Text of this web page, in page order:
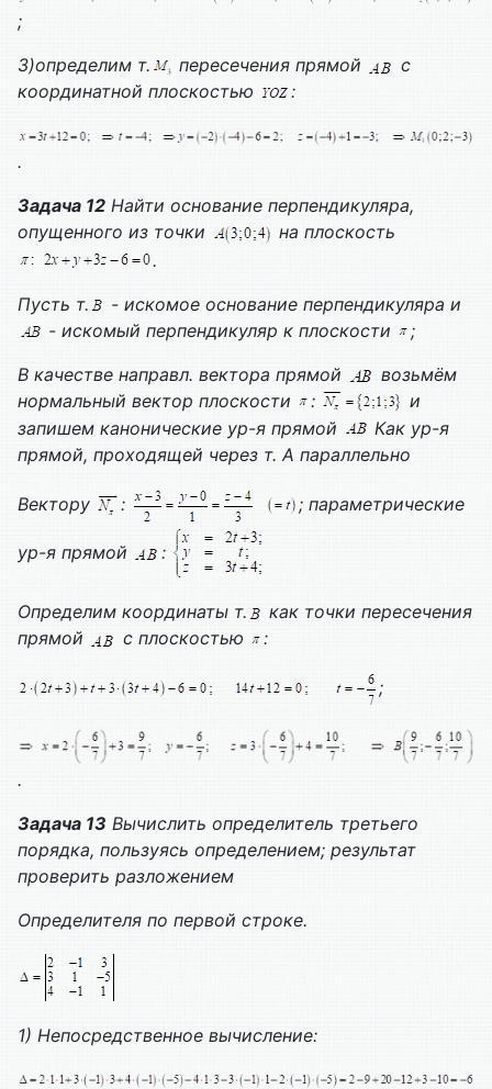
;
3)определим т.
пересечения прямой
с
координатной плоскостью
:
.
Задача 12 Найти основание перпендикуляра,
опущенного из точки
на плоскость
.
Пусть т.
- искомое основание перпендикуляра и
- искомый перпендикуляр к плоскости
;
В качестве направл. вектора прямой
возьмём
нормальный вектор плоскости
:
и
запишем канонические ур-я прямой
Как ур-я
прямой, проходящей через т. А параллельно
Вектору : ; параметрические
ур-я прямой :
Определим координаты т.
как точки пересечения
прямой
с плоскостью :
;
.
Задача 13 Вычислить определитель третьего
порядка, пользуясь определением; результат
проверить разложением
Определителя по первой строке.
1) Непосредственное вычисление: